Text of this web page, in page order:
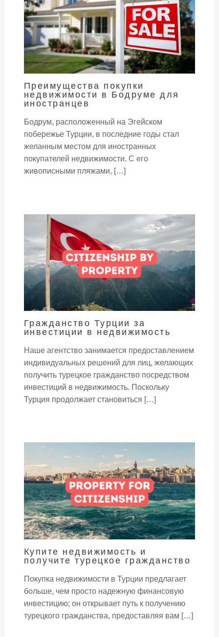
Преимущества покупки
недвижимости в Бодруме для
иностранцев
Бодрум, расположенный на Эгейском
побережье Турции, в последние годы стал
желанным местом для иностранных
покупателей недвижимости. С его
живописными пляжами, […]
Гражданство Турции за
инвестиции в недвижимость
Наше агентство занимается предоставлением
индивидуальных решений для лиц, желающих
получить турецкое гражданство посредством
инвестиций в недвижимость. Поскольку
Турция продолжает становиться […]
Купите недвижимость и
получите турецкое гражданство
Покупка недвижимости в Турции предлагает
больше, чем просто надежную финансовую
инвестицию; он открывает путь к получению
турецкого гражданства, предоставляя вам […]